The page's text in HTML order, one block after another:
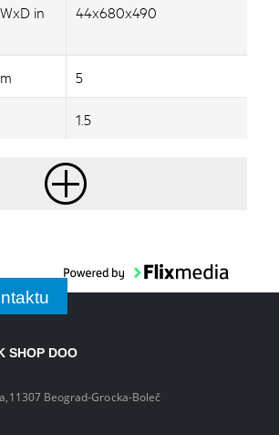
in
44x680x490
5
1.5
SHOP DOO
Beograd-Grocka-Boleč